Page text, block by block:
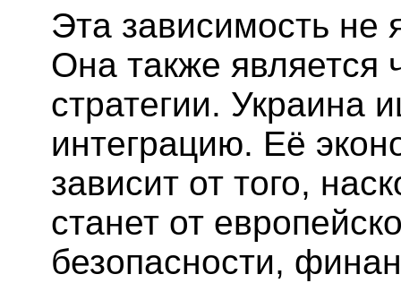
Эта зависимость не
Она также является
стратегии. Украина
интеграцию. Её
зависит от того,
станет от
безопасности,